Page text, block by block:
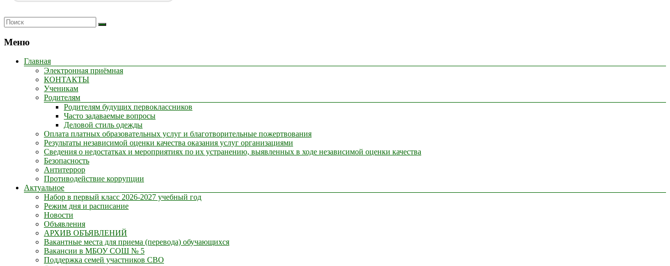
Меню
Главная
Электронная приёмная
КОНТАКТЫ
Ученикам
Родителям
Родителям будущих первоклассников
Часто задаваемые вопросы
Деловой стиль одежды
Оплата платных образовательных услуг и благотворительные пожертвования
Результаты независимой оценки качества оказания услуг организациями
Сведения о недостатках и мероприятиях по их устранению, выявленных в ходе независимой оценки качества
Безопасность
Антитеррор
Противодействие коррупции
Актуальное
Набор в первый класс 2026-2027 учебный год
Режим дня и расписание
Новости
Объявления
АРХИВ ОБЪЯВЛЕНИЙ
Вакантные места для приема (перевода) обучающихся
Вакансии в МБОУ СОШ № 5
Поддержка семей участников СВО